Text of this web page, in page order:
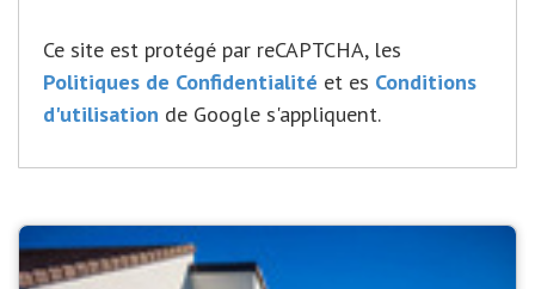
Ce site est protégé par reCAPTCHA, les
Politiques de Confidentialité et es Conditions
d'utilisation de Google s'appliquent.